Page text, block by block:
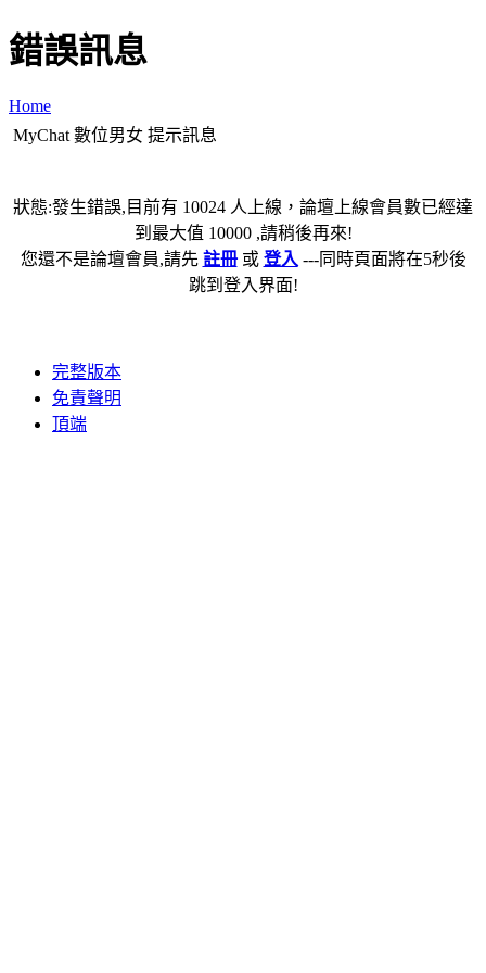
錯誤訊息
Home
MyChat 數位男女 提示訊息
狀態:發生錯誤,目前有 10024 人上線，論壇上線會員數已經達
到最大值 10000 ,請稍後再來!
您還不是論壇會員,請先 註冊或 登入 ---同時頁面將在5秒後
跳到登入界面!
完整版本
免責聲明
頂端